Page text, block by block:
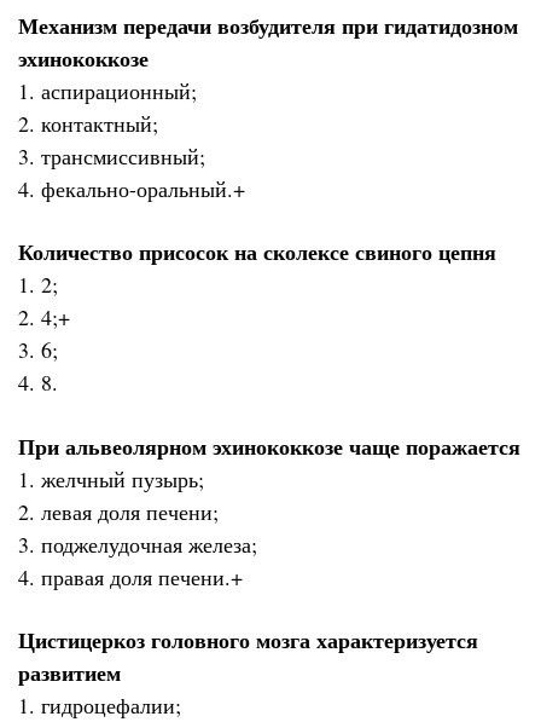
Механизм передачи возбудителя при гидатидозном
эхинококкозе
1. аспирационный;
2. контактный;
3. трансмиссивный;
4. фекально-оральный.+
Количество присосок на сколексе свиного цепня
1. 2;
2. 4;+
3. 6;
4. 8.
При альвеолярном эхинококкозе чаще поражается
1. желчный пузырь;
2. левая доля печени;
3. поджелудочная железа;
4. правая доля печени.+
Цистицеркоз головного мозга характеризуется
развитием
1. гидроцефалии;